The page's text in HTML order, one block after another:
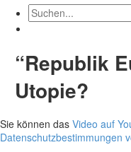
“Republik
Utopie?
Sie können das Video auf
Datenschutzbestimmungen